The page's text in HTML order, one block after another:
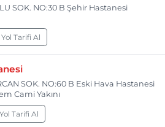
SOK. NO:30 B Şehir Hastanesi
Yol Tarifi Al
SOK. NO:60 B Eski Hava Hastanesi
Cami Yakını
Yol Tarifi Al